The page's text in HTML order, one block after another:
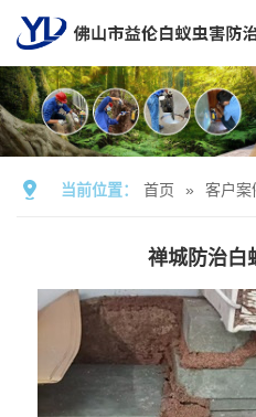
当前位置： 首页 » 客户案
禅城防治白